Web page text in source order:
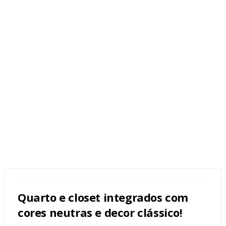
Quarto e closet integrados com
cores neutras e decor clássico!